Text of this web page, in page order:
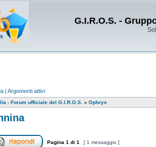
G.I.R.O.S. -
| Argomenti attivi
- Forum ufficiale del G.I.R.O.S. » Ophrys
Pagina 1 di 1 [ 1 messaggio ]